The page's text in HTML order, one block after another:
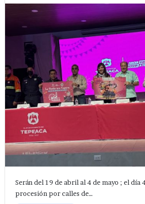
Serán del 19 de abril al 4 de mayo ; el día
procesión por calles de…